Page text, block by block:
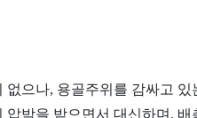
없으나, 용골주위를 감싸고
압박을 받으면서 대신하며, 배